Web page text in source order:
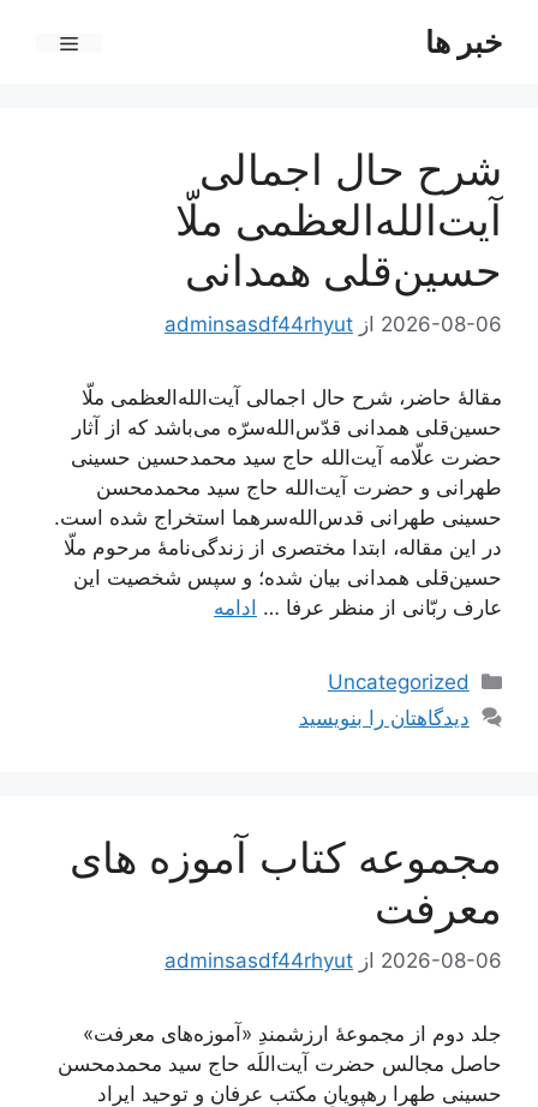
خبر ها
شرح حال اجمالی
آیت‌الله‌العظمی ملّا
حسین‌قلی همدانی
2026-08-06 از adminsasdf44rhyut
مقالۀ حاضر، شرح حال اجمالی آیت‌الله‌العظمی ملّا
حسین‌قلی همدانی قدّس‌الله‌سرّه می‌باشد که از آثار
حضرت علّامه آیت‌الله حاج سید محمدحسین حسینی
طهرانی و حضرت آیت‌الله حاج سید محمدمحسن
حسینی طهرانی قدس‌الله‌سرهما استخراج شده است.
در این مقاله، ابتدا مختصری از زندگی‌نامۀ مرحوم ملّا
حسین‌قلی همدانی بیان شده؛ و سپس شخصیت این
عارف ربّانی از منظر عرفا … ادامه
دسته‌ها
Uncategorized
دیدگاهتان را بنویسید
مجموعه کتاب آموزه های
معرفت
2026-08-06 از adminsasdf44rhyut
جلد دوم از مجموعۀ ارزشمندِ «آموزه‌های معرفت»
حاصل مجالس حضرت آیت‌اللَه حاج سید محمدمحسن
حسینی طهرا رهپویانِ مکتب عرفان و توحید ایراد